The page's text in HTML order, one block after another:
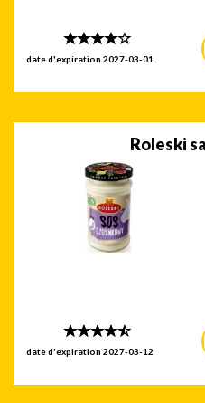
date d'expiration2027-03-01
Roleski
date d'expiration2027-03-12